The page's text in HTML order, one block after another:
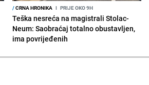
/CRNA HRONIKA I PRIJE OKO 9H
Teška nesreća na magistrali Stolac-
Neum: Saobraćaj totalno obustavljen,
ima povrijeđenih